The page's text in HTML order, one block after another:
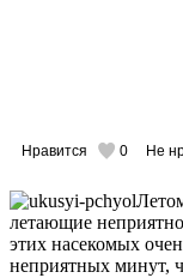
Нравится 0 Не
летающие
этих насекомых
неприятных минут,